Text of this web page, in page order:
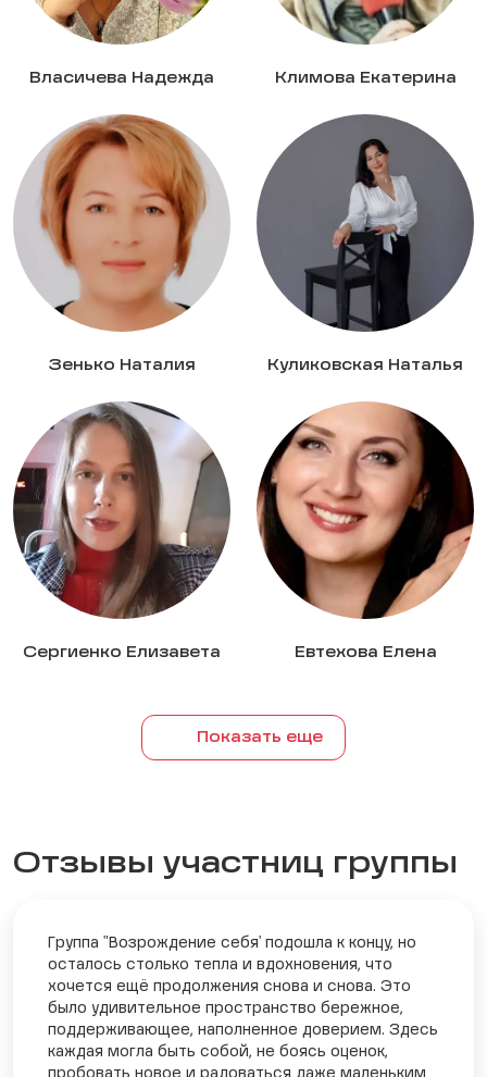
Власичева Надежда Климова Екатерина
Зенько Наталия Куликовская Наталья
Сергиенко Елизавета Евтехова Елена
Показать еще
Отзывы участниц группы
Группа "Возрождение себя' подошла к концу, но
осталось столько тепла и вдохновения, что
хочется ещё продолжения снова и снова. Это
было удивительное пространство бережное,
поддерживающее, наполненное доверием. Здесь
каждая могла быть собой, не боясь оценок,
пробовать новое и радоваться даже маленьким